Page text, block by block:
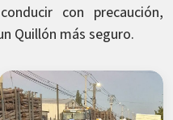
con precaución,
Quillón más seguro.